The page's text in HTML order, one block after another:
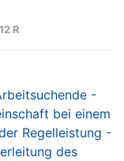
R
-
bei einem
Regelleistung -
des